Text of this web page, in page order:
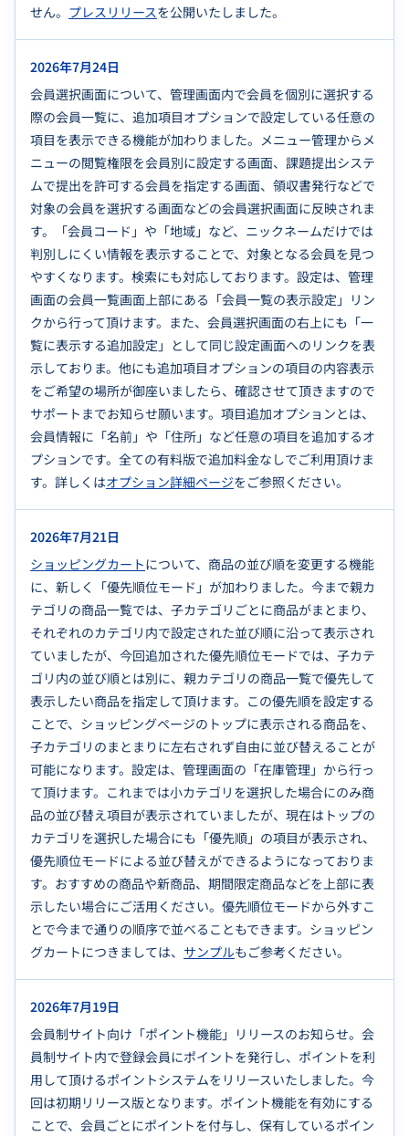
せん。 プレスリリースを公開いたしました。
2026年7月24日
会員選択画面について、管理画面内で会員を個別に選択する
際の会員一覧に、追加項目オプションで設定している任意の
項目を表示できる機能が加わりました。メニュー管理からメ
ニューの閲覧権限を会員別に設定する画面、課題提出システ
ムで提出を許可する会員を指定する画面、領収書発行などで
対象の会員を選択する画面などの会員選択画面に反映されま
す。「会員コード」や「地域」など、ニックネームだけでは
判別しにくい情報を表示することで、対象となる会員を見つ
やすくなります。検索にも対応しております。設定は、管理
画面の会員一覧画面上部にある「会員一覧の表示設定」リン
クから行って頂けます。また、会員選択画面の右上にも「一
覧に表示する追加設定」として同じ設定画面へのリンクを表
示しておりま。他にも追加項目オプションの項目の内容表示
をご希望の場所が御座いましたら、確認させて頂きますので
サポートまでお知らせ願います。項目追加オプションとは、
会員情報に「名前」や「住所」など任意の項目を追加するオ
プションです。全ての有料版で追加料金なしでご利用頂けま
す。詳しくはオプション詳細ページをご参照ください。
2026年7月21日
ショッピングカートについて、商品の並び順を変更する機能
に、新しく「優先順位モード」が加わりました。今まで親カ
テゴリの商品一覧では、子カテゴリごとに商品がまとまり、
それぞれのカテゴリ内で設定された並び順に沿って表示され
ていましたが、今回追加された優先順位モードでは、子カテ
ゴリ内の並び順とは別に、親カテゴリの商品一覧で優先して
表示したい商品を指定して頂けます。この優先順を設定する
ことで、ショッピングページのトップに表示される商品を、
子カテゴリのまとまりに左右されず自由に並び替えることが
可能になります。設定は、管理画面の「在庫管理」から行っ
て頂けます。これまでは小カテゴリを選択した場合にのみ商
品の並び替え項目が表示されていましたが、現在はトップの
カテゴリを選択した場合にも「優先順」の項目が表示され、
優先順位モードによる並び替えができるようになっておりま
す。おすすめの商品や新商品、期間限定商品などを上部に表
示したい場合にご活用ください。優先順位モードから外すこ
とで今まで通りの順序で並べることもできます。ショッピン
グカートにつきましては、 サンプルもご参考ください。
2026年7月19日
会員制サイト向け「ポイント機能」リリースのお知らせ。会
員制サイト内で登録会員にポイントを発行し、ポイントを利
用して頂けるポイントシステムをリリースいたしました。今
回は初期リリース版となります。ポイント機能を有効にする
ことで、会員ごとにポイントを付与し、保有しているポイン